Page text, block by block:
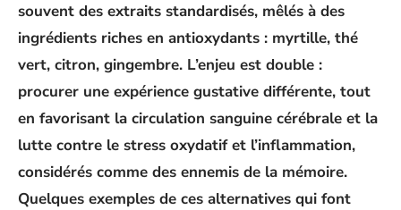
souvent des extraits standardisés, mêlés à des
ingrédients riches en antioxydants : myrtille, thé
vert, citron, gingembre. L’enjeu est double :
procurer une expérience gustative différente, tout
en favorisant la circulation sanguine cérébrale et la
lutte contre le stress oxydatifet l’inflammation,
considérés comme des ennemis de la mémoire.
Quelques exemples de ces alternatives qui font